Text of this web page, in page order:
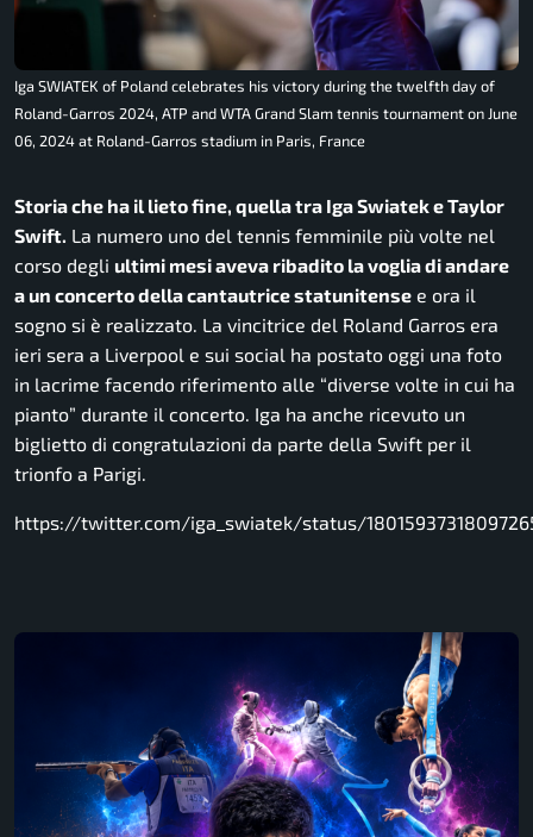
Iga SWIATEK of Poland celebrates his victory during the twelfth day of
Roland-Garros 2024, ATP and WTA Grand Slam tennis tournament on June
06, 2024 at Roland-Garros stadium in Paris, France
Storia che ha il lieto fine, quella tra Iga Swiatek e Taylor
Swift. La numero uno del tennis femminile più volte nel
corso degli ultimi mesi aveva ribadito la voglia di andare
a un concerto della cantautrice statunitense e ora il
sogno si è realizzato. La vincitrice del Roland Garros era
ieri sera a Liverpool e sui social ha postato oggi una foto
in lacrime facendo riferimento alle “diverse volte in cui ha
pianto” durante il concerto. Iga ha anche ricevuto un
biglietto di congratulazioni da parte della Swift per il
trionfo a Parigi.
https://twitter.com/iga_swiatek/status/